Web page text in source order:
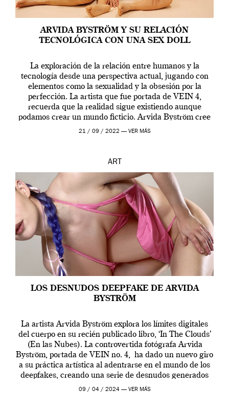
ARVIDA BYSTRÖM Y SU RELACIÓN
TECNOLÓGICA CON UNA SEX DOLL
La exploración de la relación entre humanos y la
tecnología desde una perspectiva actual, jugando con
elementos como la sexualidad y la obsesión por la
perfección. La artista que fue portada de VEIN 4,
recuerda que la realidad sigue existiendo aunque
podamos crear un mundo ficticio. Arvida Byström cree
que los humanos tienen un complejo […]
21 / 09 / 2022 — VER MÁS
ART
LOS DESNUDOS DEEPFAKE DE ARVIDA
BYSTRÖM
La artista Arvida Byström explora los límites digitales
del cuerpo en su recién publicado libro, ‘In The Clouds’
(En las Nubes). La controvertida fotógrafa Arvida
Byström, portada de VEIN no. 4, ha dado un nuevo giro
a su práctica artística al adentrarse en el mundo de los
deepfakes, creando una serie de desnudos generados
por […]
09 / 04 / 2024 — VER MÁS